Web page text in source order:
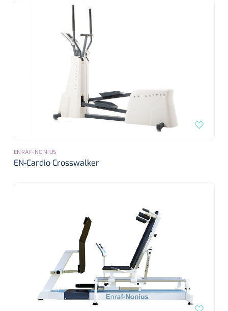
ENRAF-NONIUS
EN-Cardio Crosswalker